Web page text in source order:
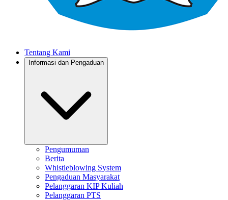
Tentang Kami
Informasi dan Pengaduan
Pengumuman
Berita
Whistleblowing System
Pengaduan Masyarakat
Pelanggaran KIP Kuliah
Pelanggaran PTS